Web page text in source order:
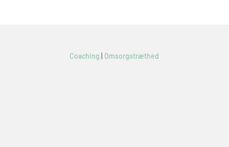
Coaching Omsorgstræthed